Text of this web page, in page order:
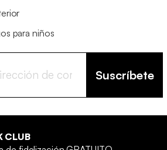
para niños
Suscríbete
CLUB